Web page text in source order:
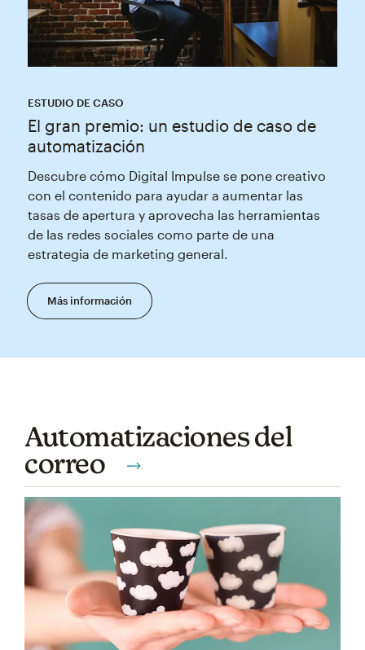
ESTUDIO DE CASO
El gran premio: un estudio de caso de
automatización
Descubre cómo Digital Impulse se pone creativo
con el contenido para ayudar a aumentar las
tasas de apertura y aprovecha las herramientas
de las redes sociales como parte de una
estrategia de marketing general.
Más información
Automatizaciones del
correo